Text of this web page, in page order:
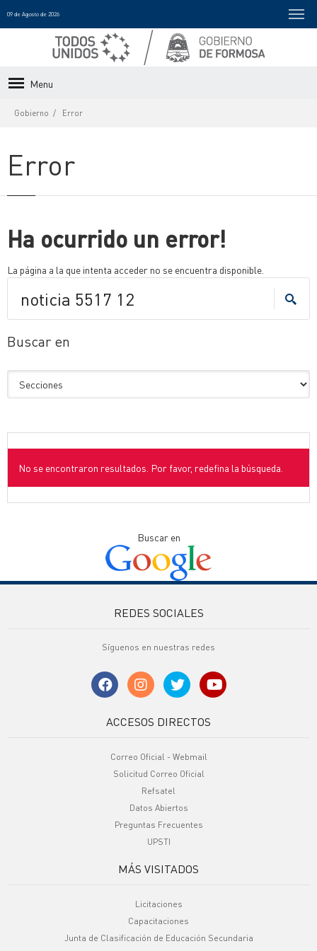
09 de Agosto de 2026
Menu
Gobierno Error
Error
Ha ocurrido un error!
La página a la que intenta acceder no se encuentra disponible.
Buscar en
No se encontraron resultados. Por favor, redefina la búsqueda.
Buscar en
REDES SOCIALES
Síguenos en nuestras redes
ACCESOS DIRECTOS
Correo Oficial - Webmail
Solicitud Correo Oficial
Refsatel
Datos Abiertos
Preguntas Frecuentes
UPSTI
MÁS VISITADOS
Licitaciones
Capacitaciones
Junta de Clasificación de Educación Secundaria